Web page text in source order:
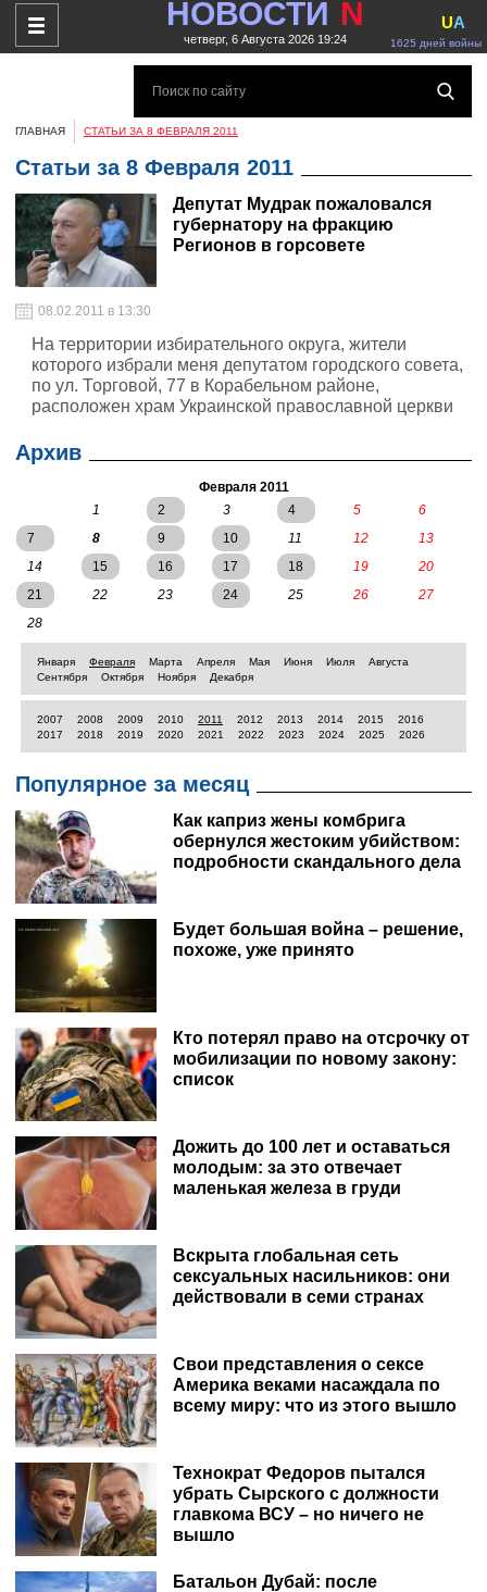
НОВОСТИ N
четверг, 6 Августа 2026 19:24 1625 дней войны
UA
ГЛАВНАЯ СТАТЬИ ЗА 8 ФЕВРАЛЯ 2011
Статьи за 8 Февраля 2011
Депутат Мудрак пожаловался
губернатору на фракцию
Регионов в горсовете
08.02.2011 в 13:30
На территории избирательного округа, жители
которого избрали меня депутатом городского совета,
по ул. Торговой, 77 в Корабельном районе,
расположен храм Украинской православной церкви
существовал там более ста лет до 1944 года, когда
был подорван отступающими частями фашистской
армии. В настоящий момент за средства прихожан и
их силами он был восстановлен.
Архив
Февраля 2011
1
2 3 4 5
6
7
8 9 10 11 12
13
14
15 16 17 18 19
20
21
22 23 24 25 26
27
28
Января Февраля Марта Апреля Мая Июня Июля
Августа
Сентября
Октября Ноября Декабря
2007 2008 2009 2010 2011 2012 2013 2014 2015
2016
2017
2018 2019 2020 2021 2022 2023 2024 2025 2026
Популярное за месяц
Как каприз жены комбрига
обернулся жестоким убийством:
подробности скандального дела
Будет большая война – решение,
похоже, уже принято
Кто потерял право на отсрочку от
мобилизации по новому закону:
список
Дожить до 100 лет и оставаться
молодым: за это отвечает
маленькая железа в груди
Вскрыта глобальная сеть
сексуальных насильников: они
действовали в семи странах
Свои представления о сексе
Америка веками насаждала по
всему миру: что из этого вышло
Технократ Федоров пытался
убрать Сырского с должности
главкома ВСУ – но ничего не
вышло
Батальон Дубай: после